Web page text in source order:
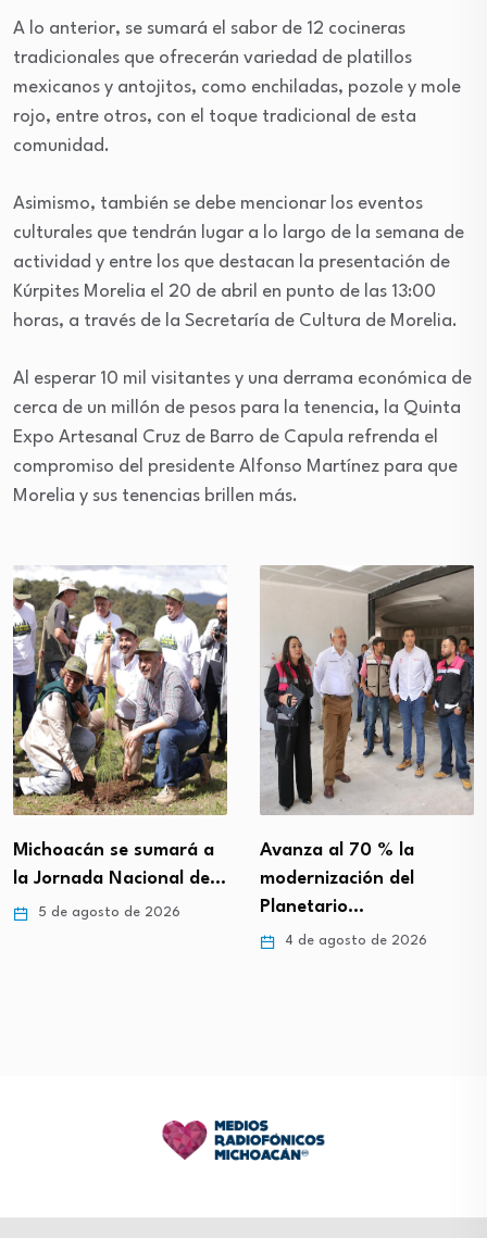
A lo anterior, se sumará el sabor de 12 cocineras
tradicionales que ofrecerán variedad de platillos
mexicanos y antojitos, como enchiladas, pozole y mole
rojo, entre otros, con el toque tradicional de esta
comunidad.
Asimismo, también se debe mencionar los eventos
culturales que tendrán lugar a lo largo de la semana de
actividad y entre los que destacan la presentación de
Kúrpites Morelia el 20 de abril en punto de las 13:00
horas, a través de la Secretaría de Cultura de Morelia.
Al esperar 10 mil visitantes y una derrama económica de
cerca de un millón de pesos para la tenencia, la Quinta
Expo Artesanal Cruz de Barro de Capula refrenda el
compromiso del presidente Alfonso Martínez para que
Morelia y sus tenencias brillen más.
Michoacán se sumará a
la Jornada Nacional de…
5 de agosto de 2026
Avanza al 70 % la
modernización del
Planetario…
4 de agosto de 2026